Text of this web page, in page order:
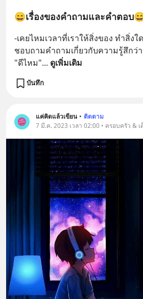
😄เรื่องของคำถามและคำตอบ
-เคยไหมเวลาที่เราให้สิ่งของ ทำสิ่งใ
ชอบถามคำถามเกี่ยวกับความรู้สึก
"ดีไหม"... ดูเพิ่มเติม
บันทึก
แค่คิดแล้วเขียน • ติดตาม
7 มี.ค. 2023 เวลา 02:00 • ครอบครัว & เ